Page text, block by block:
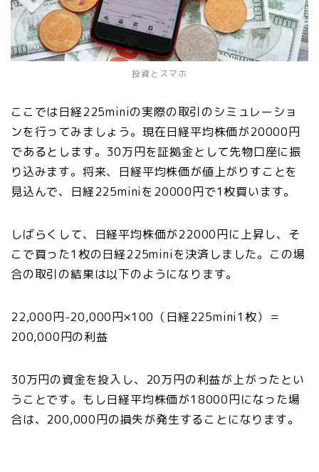
投資とスマホ
ここでは日経225miniの実際の取引のシミュレーショ
ンを行ってみましょう。現在日経平均株価が20000円
であるとします。30万円を証拠金として先物口座に振
り込みます。将来、日経平均株価が値上がりすことを
見込んで、日経225miniを20000円で1枚買います。
しばらくして、日経平均株価が22000円に上昇し、そ
こで買った1枚の日経225miniを決済しました。この場
合の取引の結果は以下のようになります。
22,000円-20,000円×100（日経225mini1枚）＝
200,000円の利益
30万円の資金を投入し、20万円の利益が上がったとい
うことです。もし日経平均株価が18000円になった場
合は、200,000円の損失が発生することになります。